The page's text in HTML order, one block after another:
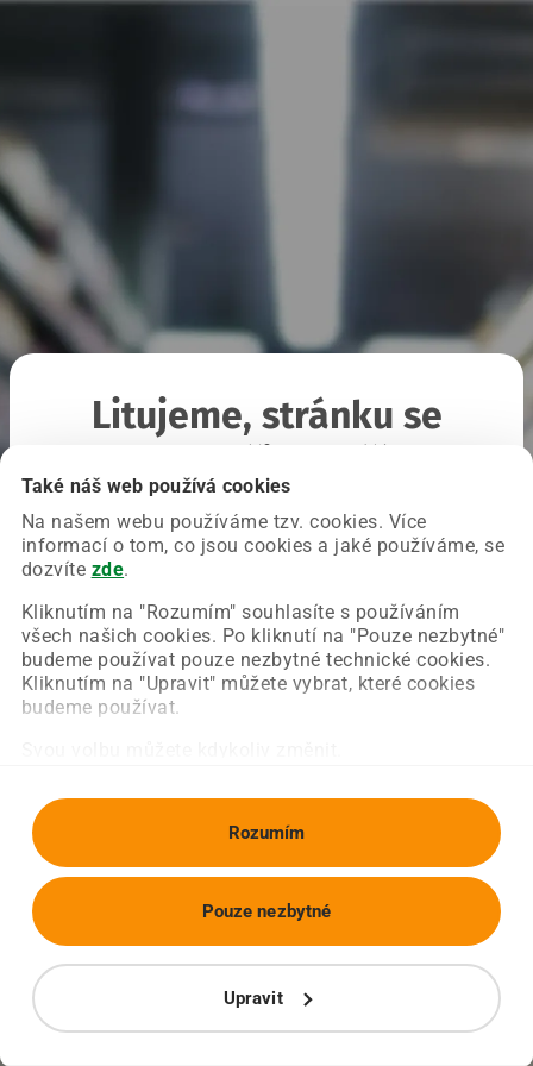
Také náš web používá cookies
Na našem webu používáme tzv. cookies. Více
informací o tom, co jsou cookies a jaké používáme, se
dozvíte zde.
Kliknutím na "Rozumím" souhlasíte s používáním
všech našich cookies. Po kliknutí na "Pouze nezbytné"
budeme používat pouze nezbytné technické cookies.
Kliknutím na "Upravit" můžete vybrat, které cookies
budeme používat.
Rozumím
Upravit
Pouze nezbytné
Litujeme, stránku se
Chyba nastala na naší straně a už ji opravujeme.
Zkuste prosím znovu načíst požadovanou stránku.
Obnovit stránku Úvodní strana